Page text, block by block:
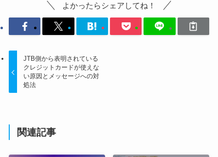
よかったらシェアしてね！
JTB側から表明されている
クレジットカードが使えな
い原因とメッセージへの対
処法
関連記事